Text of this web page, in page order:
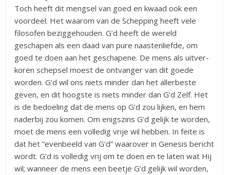
Toch heeft dit mengsel van goed en kwaad ook een
voordeel. Het waarom van de Schepping heeft vele
filosofen beziggehouden. G’d heeft de wereld
geschapen als een daad van pure naastenliefde, om
goed te doen aan het geschapene. De mens als uitver­
koren schepsel moest de ontvanger van dit goede
worden. G’d wil ons niets minder dan het allerbeste
geven, en dit hoogste is niets minder dan G’d Zelf. Het
is de bedoe­ling dat de mens op G’d zou lijken, en hem
naderbij zou komen. Om enigszins G’d gelijk te worden,
moet de mens een volledig vrije wil hebben. In feite is
dat het “evenbeeld van G’d” waarover in Genesis bericht
wordt. G’d is volledig vrij om te doen en te laten wat Hij
wil; wanneer de mens een beetje G’d gelijk wil worden,